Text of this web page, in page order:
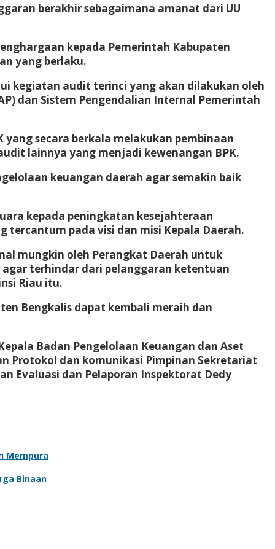
berakhir sebagaimana amanat dari UU
kepada Pemerintah Kabupaten
yang berlaku.
kegiatan audit terinci yang akan dilakukan oleh
dan Sistem Pengendalian Internal Pemerintah
secara berkala melakukan pembinaan
lainnya yang menjadi kewenangan BPK.
keuangan daerah agar semakin baik
kepada peningkatan kesejahteraan
pada visi dan misi Kepala Daerah.
mungkin oleh Perangkat Daerah untuk
terhindar dari pelanggaran ketentuan
Riau itu.
Bengkalis dapat kembali meraih dan
Badan Pengelolaan Keuangan dan Aset
Protokol dan komunikasi Pimpinan Sekretariat
Evaluasi dan Pelaporan Inspektorat Dedy
Mempura
Binaan